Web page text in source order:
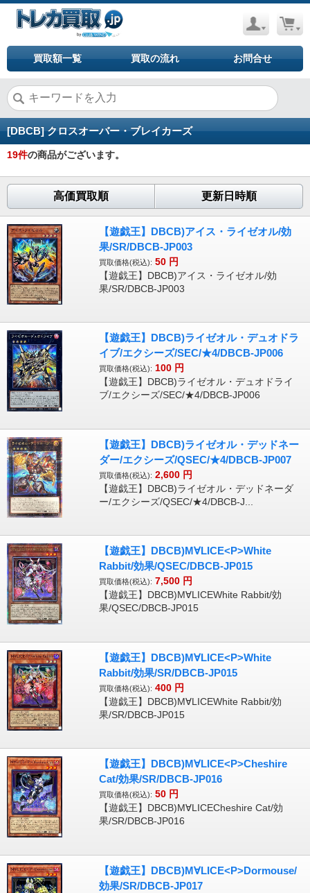
買取額一覧 買取の流れ お問合せ
[DBCB] クロスオーバー・ブレイカーズ
19件の商品がございます。
高価買取順 更新日時順
【遊戯王】DBCB)アイス・ライゼオル/効
果/SR/DBCB-JP003
買取価格(税込): 50 円
【遊戯王】DBCB)アイス・ライゼオル/効
果/SR/DBCB-JP003
【遊戯王】DBCB)ライゼオル・デュオドラ
イブ/エクシーズ/SEC/★4/DBCB-JP006
買取価格(税込): 100 円
【遊戯王】DBCB)ライゼオル・デュオドライ
ブ/エクシーズ/SEC/★4/DBCB-JP006
【遊戯王】DBCB)ライゼオル・デッドネー
ダー/エクシーズ/QSEC/★4/DBCB-JP007
買取価格(税込): 2,600 円
【遊戯王】DBCB)ライゼオル・デッドネーダ
ー/エクシーズ/QSEC/★4/DBCB-J...
【遊戯王】DBCB)M∀LICE<P>White
Rabbit/効果/QSEC/DBCB-JP015
買取価格(税込): 7,500 円
【遊戯王】DBCB)M∀LICEWhite Rabbit/効
果/QSEC/DBCB-JP015
【遊戯王】DBCB)M∀LICE<P>White
Rabbit/効果/SR/DBCB-JP015
買取価格(税込): 400 円
【遊戯王】DBCB)M∀LICEWhite Rabbit/効
果/SR/DBCB-JP015
【遊戯王】DBCB)M∀LICE<P>Cheshire
Cat/効果/SR/DBCB-JP016
買取価格(税込): 50 円
【遊戯王】DBCB)M∀LICECheshire Cat/効
果/SR/DBCB-JP016
【遊戯王】DBCB)M∀LICE<P>Dormouse/
効果/SR/DBCB-JP017